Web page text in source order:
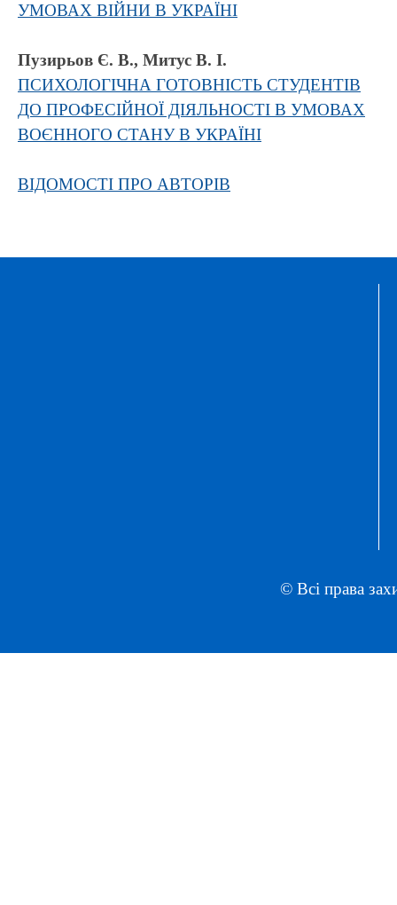
УМОВАХ ВІЙНИ В УКРАЇНІ
Пузирьов Є. В., Митус В. І.
ПСИХОЛОГІЧНА ГОТОВНІСТЬ СТУДЕНТІВ
ДО ПРОФЕСІЙНОЇ ДІЯЛЬНОСТІ В УМОВАХ
ВОЄННОГО СТАНУ В УКРАЇНІ
ВІДОМОСТІ ПРО АВТОРІВ
© Всі права